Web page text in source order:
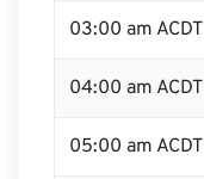
03:00 am ACDT
04:00 am ACDT
05:00 am ACDT